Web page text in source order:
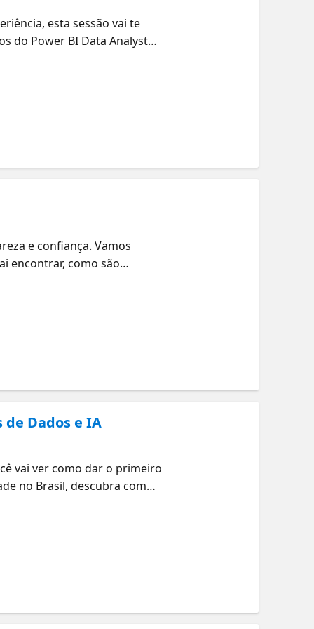
esta sessão vai te
do Power BI Data Analyst
conecta e como tudo se
desenvolver suas
aprofundar, vamos indicar
e confiança. Vamos
encontrar, como são
estratégias práticas
Esteja você
Dados e IA
vai ver como dar o primeiro
no Brasil, descubra como
mostrar caminhos simples
importa se você tá